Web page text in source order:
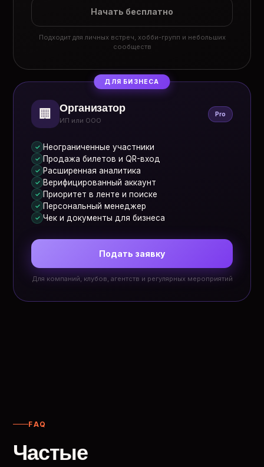
Начать бесплатно
Подходит для личных встреч, хобби-групп и небольших
сообществ
ДЛЯ БИЗНЕСА
🏢 Организатор
ИП или ООО
Pro
✓ Неограниченные участники
✓ Продажа билетов и QR-вход
✓ Расширенная аналитика
✓ Верифицированный аккаунт
✓ Приоритет в ленте и поиске
✓ Персональный менеджер
✓ Чек и документы для бизнеса
Подать заявку
Для компаний, клубов, агентств и регулярных мероприятий
FAQ
Частые